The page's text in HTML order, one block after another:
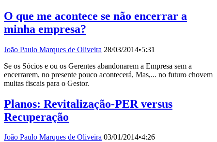
O que me acontece se não encerrar a
minha empresa?
João Paulo Marques de Oliveira 28/03/2014•5:31
Se os Sócios e ou os Gerentes abandonarem a Empresa sem a
encerrarem, no presente pouco acontecerá, Mas,... no futuro chovem
multas fiscais para o Gestor.
Planos: Revitalização-PER versus
Recuperação
João Paulo Marques de Oliveira 03/01/2014•4:26